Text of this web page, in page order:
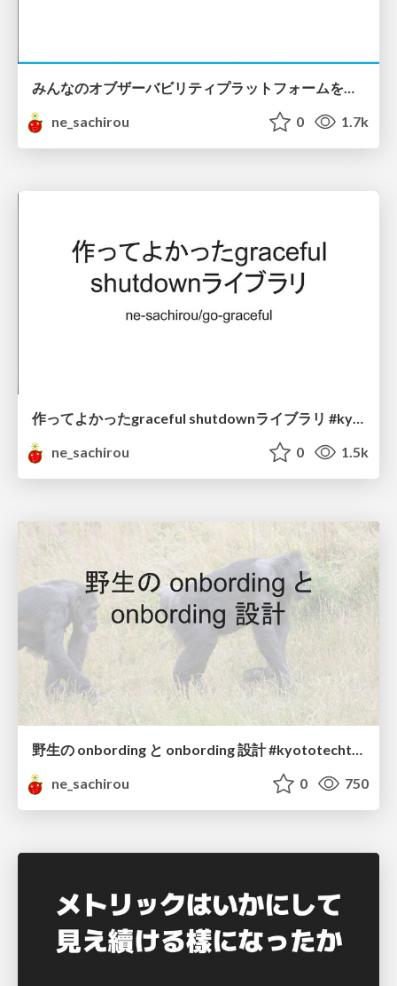
みんなのオブザーバビリティプラットフォームを作ってるんだがパフォーマンスがやばい #mackerelio #srenext
ne_sachirou
0 1.7k
作ってよかったgraceful shutdownライブラリ #kyotogo
ne_sachirou
0 1.5k
野生の onbording と onbording 設計 #kyototechtalk
ne_sachirou
0 750